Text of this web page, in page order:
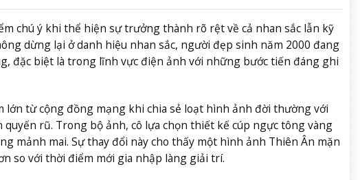
chú ý khi thể hiện sự trưởng thành rõ rệt về cả nhan sắc lẫn kỹ
dừng lại ở danh hiệu nhan sắc, người đẹp sinh năm 2000 đang
đặc biệt là trong lĩnh vực điện ảnh với những bước tiến đáng ghi
lớn từ cộng đồng mạng khi chia sẻ loạt hình ảnh đời thường với
rũ. Trong bộ ảnh, cô lựa chọn thiết kế cúp ngực tông vàng
mảnh mai. Sự thay đổi này cho thấy một hình ảnh Thiên Ân mặn
so với thời điểm mới gia nhập làng giải trí.